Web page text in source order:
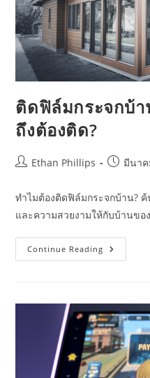
ติดฟิล์มกระจกบ้
ถึงต้องติด?
PostEthan Phillips
Postมีนาค
ทำไมต้องติดฟิล์มกระจกบ้าน?
และความสวยงามให้กับบ้านขอ
Continue Reading ติด
ฟิล์ม
ทำไม
คุณ
ถึง
ต้อง
ติด?